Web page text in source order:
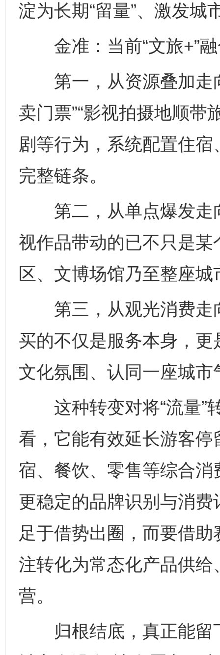
淀为长期“留量”、激发城
金准：当前“文旅+”融
第一，从资源叠加走
卖门票”“影视拍摄地顺带
剧等行为，系统配置住
完整链条。
第二，从单点爆发走
视作品带动的已不只是
区、文博场馆乃至整座
第三，从观光消费走
买的不仅是服务本身，
文化氛围、认同一座城市
这种转变对将“流量”转
看，它能有效延长游客
宿、餐饮、零售等综合
更稳定的品牌识别与消
足于借势出圈，而要借
注转化为常态化产品供
营。
归根结底，真正能留